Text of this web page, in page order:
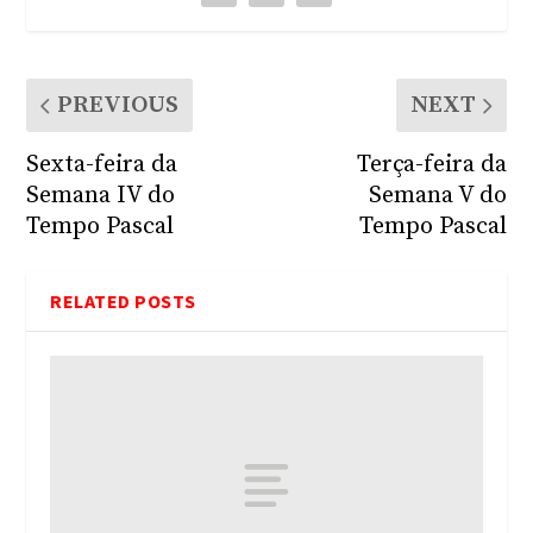
PREVIOUS
Sexta-feira da
Semana IV do
Tempo Pascal
NEXT
Terça-feira da
Semana V do
Tempo Pascal
RELATED POSTS